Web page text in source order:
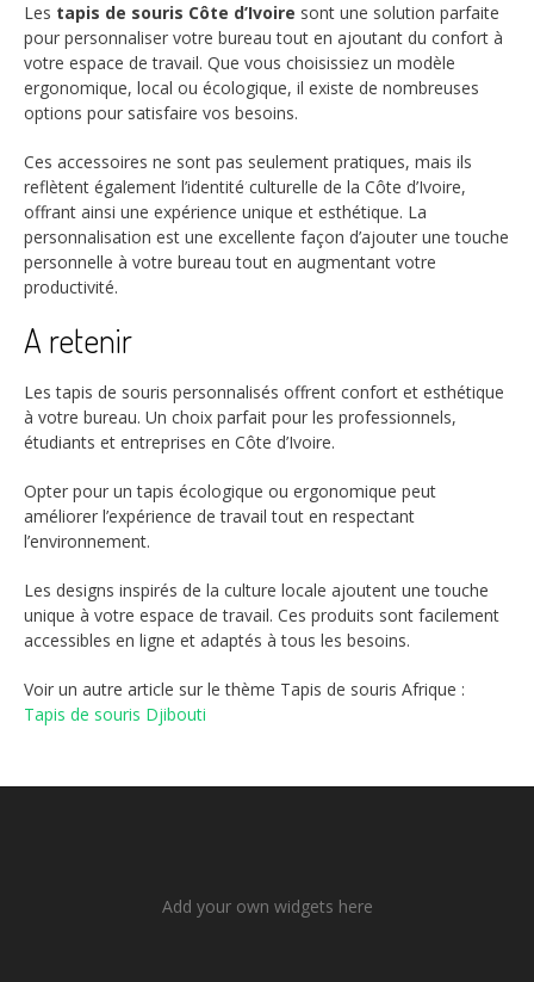
Les tapis de souris Côte d’Ivoire sont une solution parfaite
pour personnaliser votre bureau tout en ajoutant du confort à
votre espace de travail. Que vous choisissiez un modèle
ergonomique, local ou écologique, il existe de nombreuses
options pour satisfaire vos besoins.
Ces accessoires ne sont pas seulement pratiques, mais ils
reflètent également l’identité culturelle de la Côte d’Ivoire,
offrant ainsi une expérience unique et esthétique. La
personnalisation est une excellente façon d’ajouter une touche
personnelle à votre bureau tout en augmentant votre
productivité.
A retenir
Les tapis de souris personnalisés offrent confort et esthétique
à votre bureau. Un choix parfait pour les professionnels,
étudiants et entreprises en Côte d’Ivoire.
Opter pour un tapis écologique ou ergonomique peut
améliorer l’expérience de travail tout en respectant
l’environnement.
Les designs inspirés de la culture locale ajoutent une touche
unique à votre espace de travail. Ces produits sont facilement
accessibles en ligne et adaptés à tous les besoins.
Voir un autre article sur le thème Tapis de souris Afrique :
Tapis de souris Djibouti
Add your own widgets here